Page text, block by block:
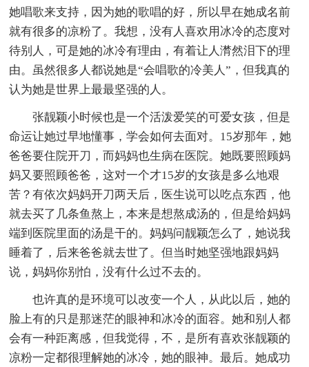
她唱歌来支持，因为她的歌唱的好，所以早在她成名前
就有很多的凉粉了。我想，没有人喜欢用冰冷的态度对
待别人，可是她的冰冷有理由，有着让人潸然泪下的理
由。虽然很多人都说她是“会唱歌的冷美人”，但我真的
认为她是世界上最最坚强的人。
张靓颖小时候也是一个活泼爱笑的可爱女孩，但是
命运让她过早地懂事，学会如何去面对。15岁那年，她
爸爸要住院开刀，而妈妈也生病在医院。她既要照顾妈
妈又要照顾爸爸，这对一个才15岁的女孩是多么地艰
苦？有依次妈妈开刀两天后，医生说可以吃点东西，他
就去买了几条鱼熬上，本来是想熬成汤的，但是给妈妈
端到医院里面的汤是干的。妈妈问靓颖怎么了，她说我
睡着了，后来爸爸就去世了。但当时她坚强地跟妈妈
说，妈妈你别怕，没有什么过不去的。
也许真的是环境可以改变一个人，从此以后，她的
脸上有的只是那迷茫的眼神和冰冷的面容。她和别人都
会有一种距离感，但我觉得，不，是所有喜欢张靓颖的
凉粉一定都很理解她的冰冷，她的眼神。最后。她成功